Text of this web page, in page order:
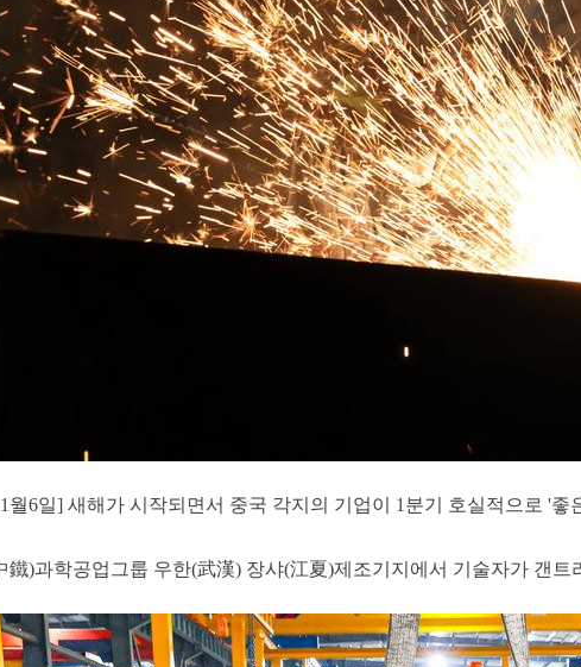
월6일] 새해가 시작되면서 중국 각지의 기업이 1분기 호실적으로 '좋
鐵)과학공업그룹 우한(武漢) 장샤(江夏)제조기지에서 기술자가 갠트